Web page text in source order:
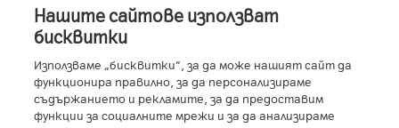
Характеристики
RAM:8GB
Производител:Samsung
Условия
Нашите сайтове използват
бисквитки
Използваме „бисквитки“, за да може нашият сайт да
функционира правилно, за да персонализираме
съдържанието и рекламите, за да предоставим
функции за социалните мрежи и за да анализираме